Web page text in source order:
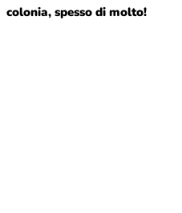
colonia, spesso di molto!